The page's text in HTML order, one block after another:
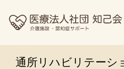
通所リハビリテーシ